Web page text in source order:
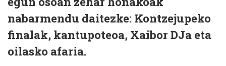
nabarmendu daitezke: Kontzejupeko
finalak, kantupoteoa, Xaibor DJa eta
oilasko afaria.